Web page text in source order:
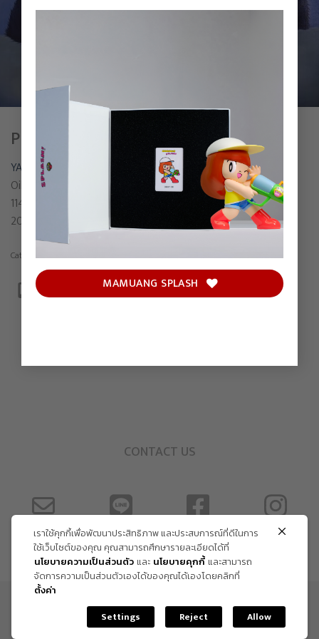
MAMUANG SPLASH
PIGGY BANK
YAMADA
Oil on linen
114 x 125 cm
2022
Category:Painting
CONTACT US
ข้อกำหนด และเงื่อนไข
Copyright Trendy Gallery © 2026. All rights reserved.
เราใช้คุกกี้เพื่อพัฒนาประสิทธิภาพ และประสบการณ์ที่ดีในการ
ใช้เว็บไซต์ของคุณ คุณสามารถศึกษารายละเอียดได้ที่
นโยบายความเป็นส่วนตัวและ นโยบายคุกกี้และสามารถ
จัดการความเป็นส่วนตัวเองได้ของคุณได้เองโดยคลิกที่
ตั้งค่า
Settings
Reject Allow